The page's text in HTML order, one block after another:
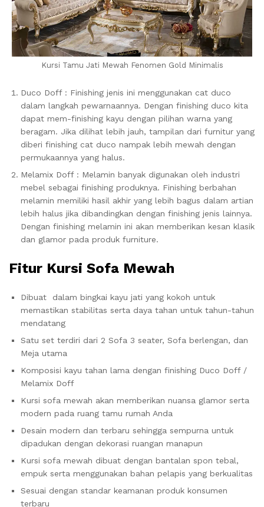
Kursi Tamu Jati Mewah Fenomen Gold Minimalis
Duco Doff : Finishing jenis ini menggunakan cat duco
dalam langkah pewarnaannya. Dengan finishing duco kita
dapat mem-finishing kayu dengan pilihan warna yang
beragam. Jika dilihat lebih jauh, tampilan dari furnitur yang
diberi finishing cat duco nampak lebih mewah dengan
permukaannya yang halus.
Melamix Doff : Melamin banyak digunakan oleh industri
mebel sebagai finishing produknya. Finishing berbahan
melamin memiliki hasil akhir yang lebih bagus dalam artian
lebih halus jika dibandingkan dengan finishing jenis lainnya.
Dengan finishing melamin ini akan memberikan kesan klasik
dan glamor pada produk furniture.
Fitur Kursi Sofa Mewah
Dibuat dalam bingkai kayu jati yang kokoh untuk
memastikan stabilitas serta daya tahan untuk tahun-tahun
mendatang
Satu set terdiri dari 2 Sofa 3 seater, Sofa berlengan, dan
Meja utama
Komposisi kayu tahan lama dengan finishing Duco Doff /
Melamix Doff
Kursi sofa mewah akan memberikan nuansa glamor serta
modern pada ruang tamu rumah Anda
Desain modern dan terbaru sehingga sempurna untuk
dipadukan dengan dekorasi ruangan manapun
Kursi sofa mewah dibuat dengan bantalan spon tebal,
empuk serta menggunakan bahan pelapis yang berkualitas
Sesuai dengan standar keamanan produk konsumen
terbaru